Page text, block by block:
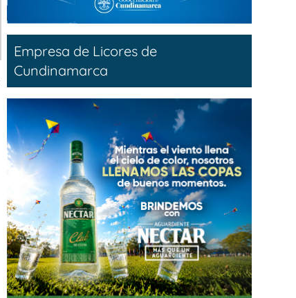
Empresa de Licores de
Cundinamarca